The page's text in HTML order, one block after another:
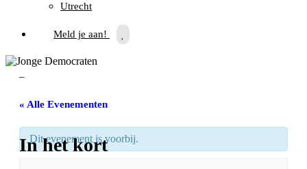
Utrecht
Meld je aan!
« Alle Evenementen
Dit evenement is voorbij.
–
In het kort